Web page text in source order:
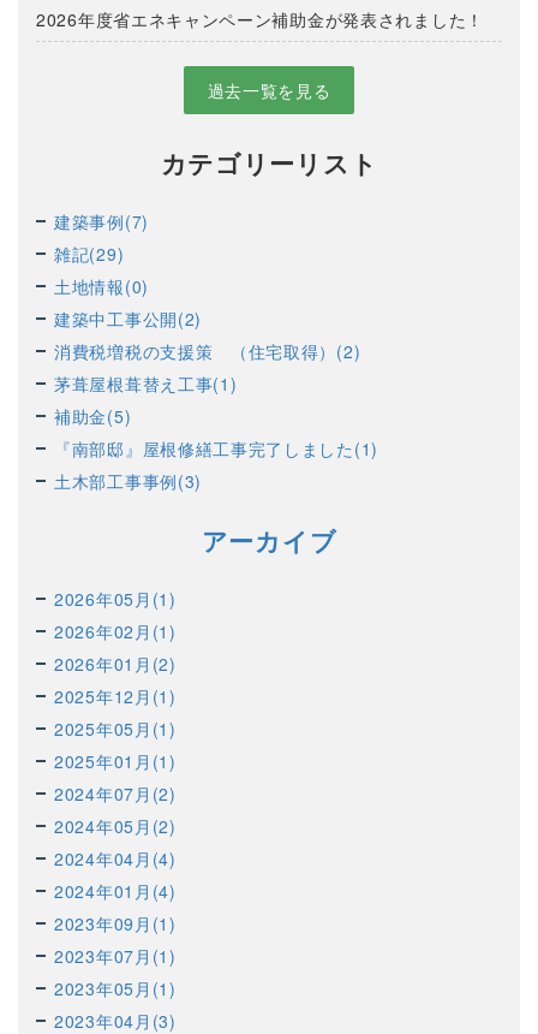
2026年度省エネキャンペーン補助金が発表されました！
過去一覧を見る
カテゴリーリスト
建築事例(7)
雑記(29)
土地情報(0)
建築中工事公開(2)
消費税増税の支援策 （住宅取得）(2)
茅葺屋根葺替え工事(1)
補助金(5)
『南部邸』屋根修繕工事完了しました(1)
土木部工事事例(3)
アーカイブ
2026年05月(1)
2026年02月(1)
2026年01月(2)
2025年12月(1)
2025年05月(1)
2025年01月(1)
2024年07月(2)
2024年05月(2)
2024年04月(4)
2024年01月(4)
2023年09月(1)
2023年07月(1)
2023年05月(1)
2023年04月(3)